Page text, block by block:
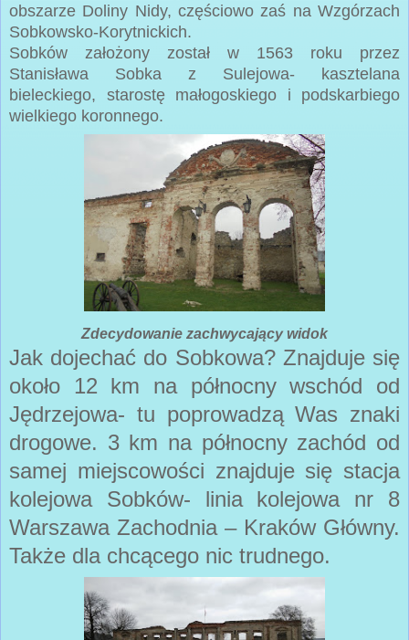
obszarze Doliny Nidy, częściowo zaś na Wzgórzach
Sobkowsko-Korytnickich.
Sobków założony został w 1563 roku przez
Stanisława Sobka z Sulejowa- kasztelana
bieleckiego, starostę małogoskiego i podskarbiego
wielkiego koronnego.
Zdecydowanie zachwycający widok
Jak dojechać do Sobkowa? Znajduje się
około 12 km na północny wschód od
Jędrzejowa- tu poprowadzą Was znaki
drogowe. 3 km na północny zachód od
samej miejscowości znajduje się stacja
kolejowa Sobków- linia kolejowa nr 8
Warszawa Zachodnia – Kraków Główny.
Także dla chcącego nic trudnego.